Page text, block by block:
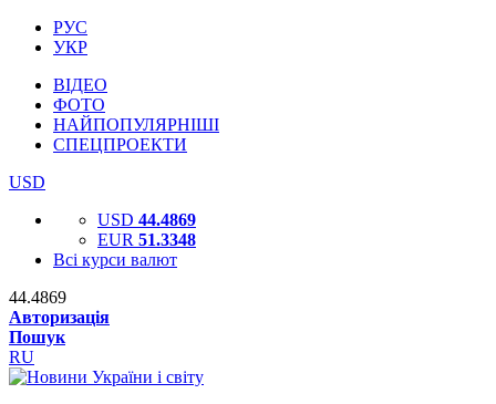
РУС
УКР
ВІДЕО
ФОТО
НАЙПОПУЛЯРНІШІ
СПЕЦПРОЕКТИ
USD
USD 44.4869
EUR 51.3348
Всі курси валют
44.4869
Авторизація
Пошук
RU